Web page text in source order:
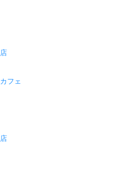
フェ